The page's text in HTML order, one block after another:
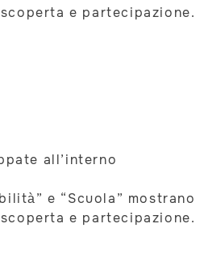
e partecipazione.
all’interno
e “Scuola” mostrano
e partecipazione.